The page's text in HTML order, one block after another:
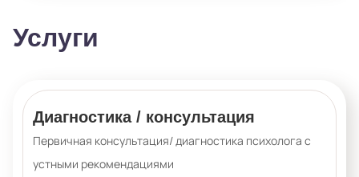
Услуги
Диагностика / консультация
Первичная консультация/ диагностика психолога с
устными рекомендациями